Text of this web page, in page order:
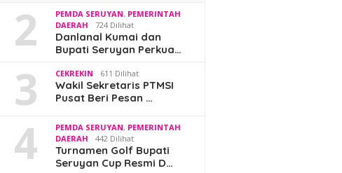
2
PEMDA SERUYAN, PEMERINTAH
DAERAH
724 Dilihat
Danlanal Kumai dan
Bupati Seruyan Perkua…
3 CEKREKIN 611 Dilihat
Wakil Sekretaris PTMSI
Pusat Beri Pesan …
4 PEMDA SERUYAN, PEMERINTAH
DAERAH
442 Dilihat
Turnamen Golf Bupati
Seruyan Cup Resmi D…